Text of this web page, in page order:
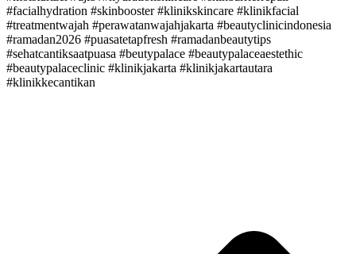
#facialhydration #skinbooster #klinikskincare #klinikfacial
#treatmentwajah #perawatanwajahjakarta #beautyclinicindonesia
#ramadan2026 #puasatetapfresh #ramadanbeautytips
#sehatcantiksaatpuasa #beutypalace #beautypalaceaestethic
#beautypalaceclinic #klinikjakarta #klinikjakartautara
#klinikkecantikan